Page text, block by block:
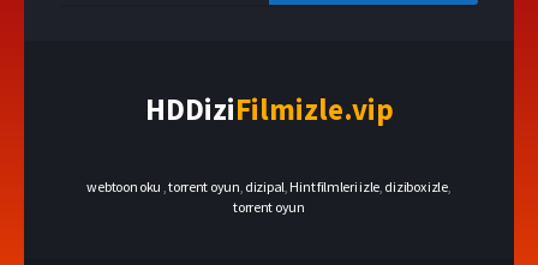
HDDiziFilmizle.vip
webtoon oku ,torrent oyun dizipal Hint filmleri izle dizibox izle,
torrent oyun